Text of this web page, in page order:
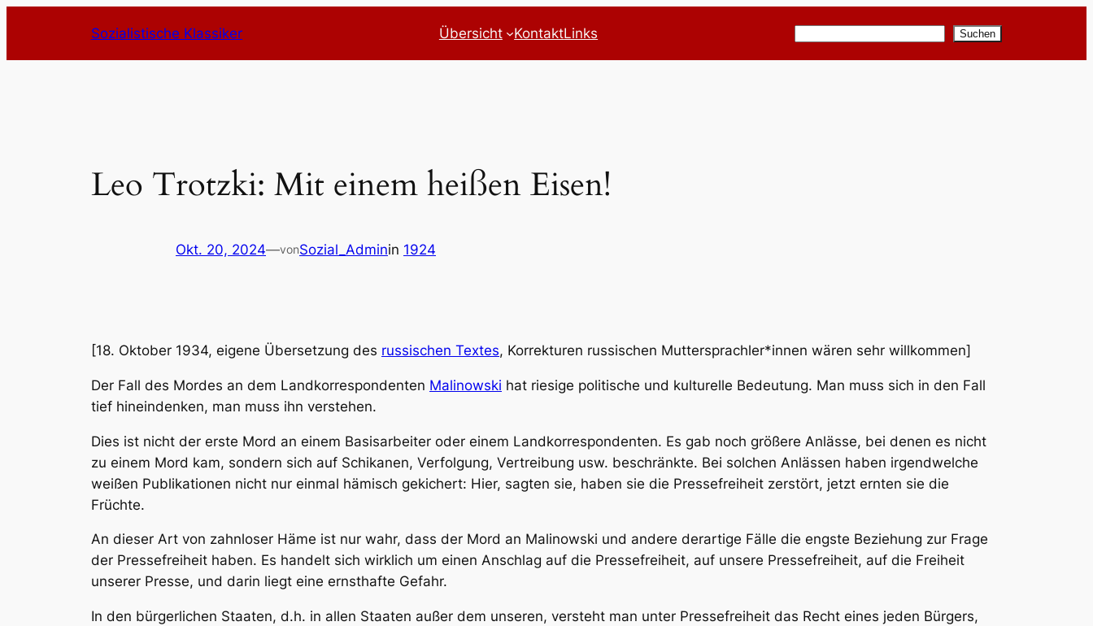
springen
Sozialistische Klassiker Übersicht KontaktLinks Suchen
Leo Trotzki: Mit einem heißen Eisen!
Okt. 20, 2024—vonSozial_Adminin 1924
[18. Oktober 1934, eigene Übersetzung des russischen Textes, Korrekturen russischen Muttersprachler*innen wären sehr willkommen]
Der Fall des Mordes an dem Landkorrespondenten Malinowski hat riesige politische und kulturelle Bedeutung. Man muss sich in den Fall
tief hineindenken, man muss ihn verstehen.
Dies ist nicht der erste Mord an einem Basisarbeiter oder einem Landkorrespondenten. Es gab noch größere Anlässe, bei denen es nicht
zu einem Mord kam, sondern sich auf Schikanen, Verfolgung, Vertreibung usw. beschränkte. Bei solchen Anlässen haben irgendwelche
weißen Publikationen nicht nur einmal hämisch gekichert: Hier, sagten sie, haben sie die Pressefreiheit zerstört, jetzt ernten sie die
Früchte.
An dieser Art von zahnloser Häme ist nur wahr, dass der Mord an Malinowski und andere derartige Fälle die engste Beziehung zur Frage
der Pressefreiheit haben. Es handelt sich wirklich um einen Anschlag auf die Pressefreiheit, auf unsere Pressefreiheit, auf die Freiheit
unserer Presse, und darin liegt eine ernsthafte Gefahr.
In den bürgerlichen Staaten, d.h. in allen Staaten außer dem unseren, versteht man unter Pressefreiheit das Recht eines jeden Bürgers,